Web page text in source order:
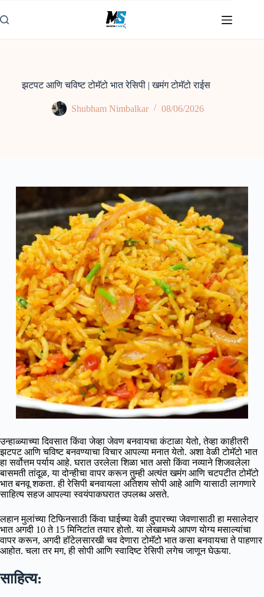
to
content
झटपट आणि चविष्ट टोमॅटो भात रेसिपी | खमंग टोमॅटो राईस
Shubham Nimbalkar 08/06/2026
उन्हाळ्याच्या दिवसात किंवा जेव्हा जेवण बनवायचा कंटाळा येतो, तेव्हा काहीतरी
झटपट आणि चविष्ट बनवण्याचा विचार आपल्या मनात येतो. अशा वेळी टोमॅटो भात
हा सर्वोत्तम पर्याय आहे. घरात उरलेला शिळा भात असो किंवा नव्याने शिजवलेला
बासमती तांदूळ, या दोन्हीचा वापर करून तुम्ही अत्यंत खमंग आणि चटपटीत टोमॅटो
भात बनवू शकता. ही रेसिपी बनवायला अतिशय सोपी आहे आणि यासाठी लागणारे
साहित्य सहज आपल्या स्वयंपाकघरात उपलब्ध असते.
लहान मुलांच्या टिफिनसाठी किंवा घाईच्या वेळी दुपारच्या जेवणासाठी हा मसालेदार
भात अगदी 10 ते 15 मिनिटांत तयार होतो. या लेखामध्ये आपण योग्य मसाल्यांचा
वापर करून, अगदी हॉटेलसारखी चव देणारा टोमॅटो भात कसा बनवायचा ते पाहणार
आहोत. चला तर मग, ही सोपी आणि स्वादिष्ट रेसिपी लगेच जाणून घेऊया.
साहित्य: